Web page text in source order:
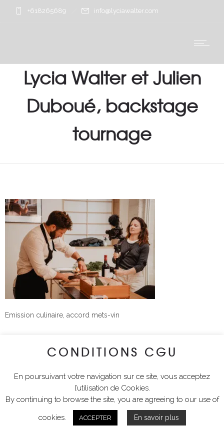
+618265689 info@lyciawalter.com
Lycia Walter et Julien
Duboué, backstage
tournage
Emission culinaire, accord mets-vin
CONDITIONS CGU
En poursuivant votre navigation sur ce site, vous acceptez
l’utilisation de Cookies.
By continuing to browse the site, you are agreeing to our use of
cookies.
ACCEPTER En savoir plus